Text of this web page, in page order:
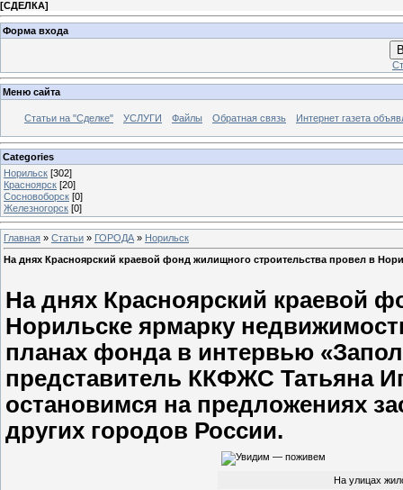
[СДЕЛКА]
Форма входа
Меню сайта
Статьи на "Сделке" УСЛУГИ Файлы Обратная связь Интернет газета
Categories
Норильск [302]
Красноярск [20]
Сосновоборск [0]
Железногорск [0]
Главная » Статьи » ГОРОДА » Норильск
На днях Красноярский краевой фонд жилищного строительства провел в
На днях Красноярский краевой
Норильске ярмарку
планах фонда в интервью
представитель ККФЖС Татьяна
остановимся на предложениях
других городов России.
На улицах